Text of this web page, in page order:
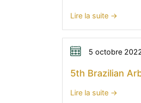
Lire la suite:
–
New
in
5 octobre
5th Brazilian
Lire la suite: